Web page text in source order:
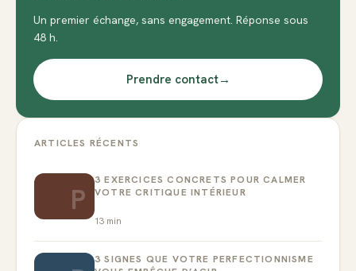
Un premier échange, sans engagement. Réponse sous
48 h.
Prendre contact→
ARTICLES RÉCENTS
P
3 EXERCICES CONCRETS POUR CALMER
VOTRE CRITIQUE INTÉRIEUR
13 min
3 SIGNES QUE VOTRE PERFECTIONNISME